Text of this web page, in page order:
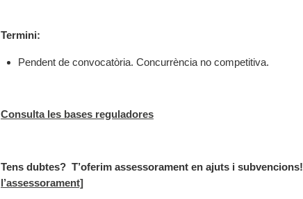
Termini:
Pendent de convocatòria. Concurrència no competitiva.
Consulta les bases reguladores
Tens dubtes? T’oferim assessorament en ajuts i subvencions!
l’assessorament]